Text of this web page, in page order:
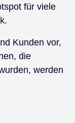
für viele
Kunden vor,
die
werden